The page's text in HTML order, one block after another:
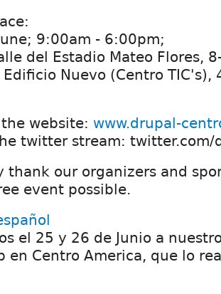
9:00am - 6:00pm;
del Estadio Mateo Flores,
Nuevo (Centro TIC's),
website: www.drupal-
twitter stream: twitter.com/
thank our organizers and
event possible.
el 25 y 26 de Junio a
en Centro America, que lo